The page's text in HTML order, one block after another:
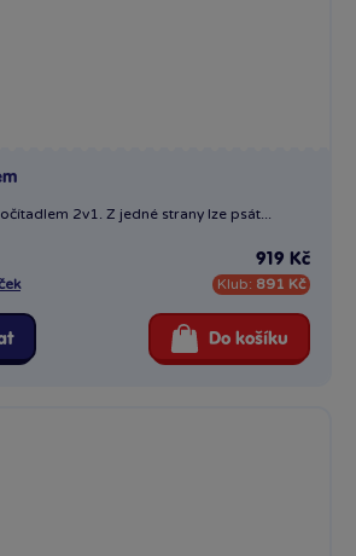
2v1. Z jedné strany lze psát...
919 Kč
Klub: 891 Kč
Do košíku